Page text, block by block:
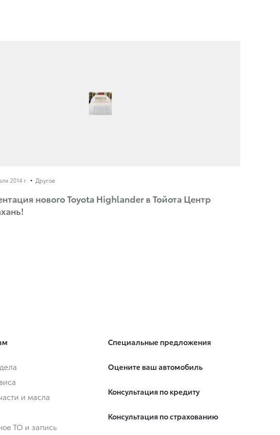
2014 г. Другое
нового Toyota Highlander в Тойота Центр
и масла
ТО и запись
Специальные предложения
Оцените ваш автомобиль
Консультация по кредиту
Консультация по страхованию